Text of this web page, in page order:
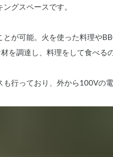
を調達し、料理をして食べる